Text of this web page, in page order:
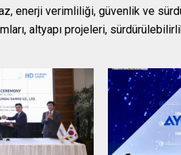
enerji verimliliği, güvenlik ve
altyapı projeleri,